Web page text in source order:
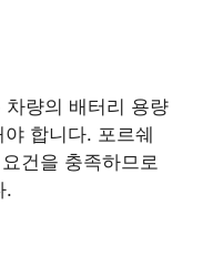
량의 배터리 용량
합니다. 포르쉐
건을 충족하므로
.